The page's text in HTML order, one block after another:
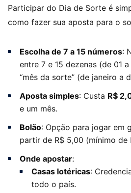
Participar do Dia de Sorte é
como fazer sua aposta para o
Escolha de 7 a 15 números:
entre 7 e 15 dezenas (de 01
“mês da sorte” (de janeiro a
Aposta simples: Custa R$
e um mês.
Bolão: Opção para jogar em
partir de R$ 5,00 (mínimo de
Onde apostar:
Casas lotéricas:
todo o país.